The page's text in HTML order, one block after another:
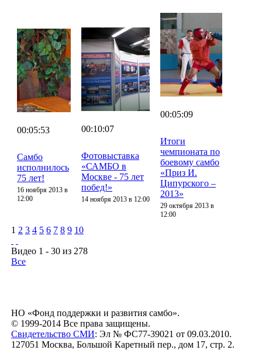
00:05:53
Самбо
исполнилось
75 лет!
16 ноября 2013 в
12:00
00:10:07
Фотовыставка
«САМБО в
Москве - 75 лет
побед!»
14 ноября 2013 в 12:00
00:05:09
Итоги
чемпионата по
боевому самбо
«Приз И.
Ципурского –
2013»
29 октября 2013 в
12:00
1 2 3 4 5 6 7 8 9 10
Видео 1 - 30 из 278
Все
НО «Фонд поддержки и развития самбо».
© 1999-2014 Все права защищены.
Свидетельство СМИ: Эл № ФС77-39021 от 09.03.2010.
127051 Москва, Большой Каретный пер., дом 17, стр. 2.